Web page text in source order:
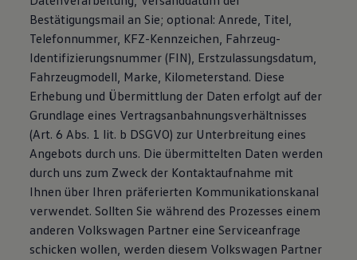
Bestätigungsmail an Sie; optional: Anrede, Titel,
Telefonnummer, KFZ-Kennzeichen, Fahrzeug-
Identifizierungsnummer (FIN), Erstzulassungsdatum,
Fahrzeugmodell, Marke, Kilometerstand. Diese
Erhebung und Übermittlung der Daten erfolgt auf der
Grundlage eines Vertragsanbahnungsverhältnisses
(Art. 6 Abs. 1 lit. b DSGVO) zur Unterbreitung eines
Angebots durch uns. Die übermittelten Daten werden
durch uns zum Zweck der Kontaktaufnahme mit
Ihnen über Ihren präferierten Kommunikationskanal
verwendet. Sollten Sie während des Prozesses einem
anderen Volkswagen Partner eine Serviceanfrage
schicken wollen, werden diesem Volkswagen Partner